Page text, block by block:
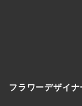
フラワーデザイナ